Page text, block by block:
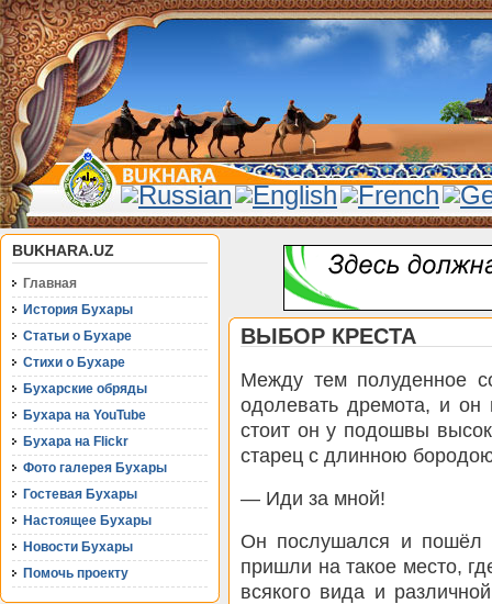
BUKHARA.UZ
Главная
История Бухары
Статьи о Бухаре
Стихи о Бухаре
Бухарские обряды
Бухара на YouTube
Бухара на Flickr
Фото галерея Бухары
Гостевая Бухары
Настоящее Бухары
Новости Бухары
Помочь проекту
ВЫБОР КРЕСТА
Между тем полуденное
одолевать дремота, и он
стоит он у подошвы
старец с длинною
— Иди за мной!
Он послушался и пошёл
пришли на такое место,
всякого вида и